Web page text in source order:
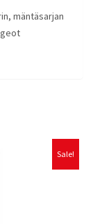
mäntäsarjan
Sale!